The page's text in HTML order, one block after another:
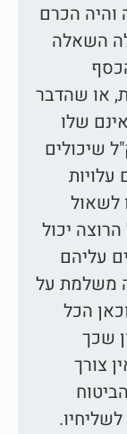
הכרם
השאלה
או שהדבר
שלו
שיכולים
לשאול
יכול
עליהם
משלמת על
הכל
שכך
צורך